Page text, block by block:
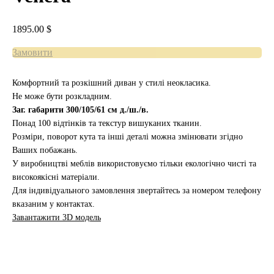
1895.00 $
Замовити
Комфортний та розкішний диван у стилі неокласика.
Не може бути розкладним.
Заг. габарити 300/105/61 см д./ш./в.
Понад 100 відтінків та текстур вишуканих тканин.
Розміри, поворот кута та інші деталі можна змінювати згідно
Ваших побажань.
У виробництві меблів використовуємо тільки екологічно чисті та
високоякісні матеріали.
Для індивідуального замовлення звертайтесь за номером телефону
вказаним у контактах.
Завантажити 3D модель